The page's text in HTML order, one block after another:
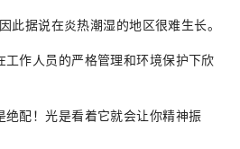
此据说在炎热潮湿的地区很难生长。
作人员的严格管理和环境保护下欣
配！光是看着它就会让你精神振